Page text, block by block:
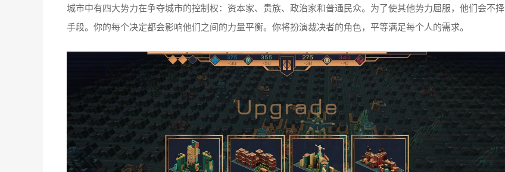
城市中有四大势力在争夺城市的控制权：资本家、贵族、政治家和普通民众。为了使其他势力屈服，他们会不择
手段。你的每个决定都会影响他们之间的力量平衡。你将扮演裁决者的角色，平等满足每个人的需求。